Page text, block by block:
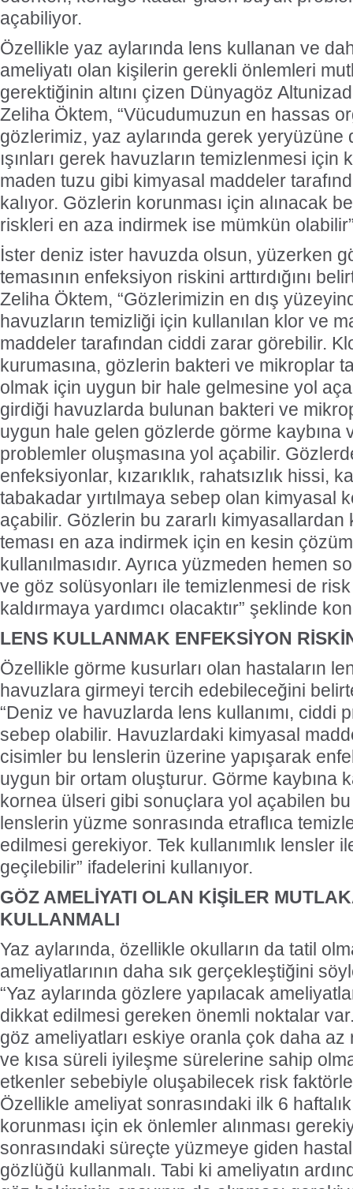
açabiliyor.
Özellikle yaz aylarında lens kullanan ve
ameliyatı olan kişilerin gerekli önlemleri
gerektiğinin altını çizen Dünyagöz
Zeliha Öktem, “Vücudumuzun en hassas
gözlerimiz, yaz aylarında gerek yeryüzüne
ışınları gerek havuzların temizlenmesi için
maden tuzu gibi kimyasal maddeler
kalıyor. Gözlerin korunması için alınacak
riskleri en aza indirmek ise mümkün
İster deniz ister havuzda olsun, yüzerken
temasının enfeksiyon riskini arttırdığını
Zeliha Öktem, “Gözlerimizin en dış
havuzların temizliği için kullanılan klor ve
maddeler tarafından ciddi zarar görebilir.
kurumasına, gözlerin bakteri ve mikroplar
olmak için uygun bir hale gelmesine yol
girdiği havuzlarda bulunan bakteri ve
uygun hale gelen gözlerde görme kaybına
problemler oluşmasına yol açabilir.
enfeksiyonlar, kızarıklık, rahatsızlık hissi,
tabakadar yırtılmaya sebep olan kimyasal
açabilir. Gözlerin bu zararlı kimyasallardan
teması en aza indirmek için en kesin
kullanılmasıdır. Ayrıca yüzmeden hemen
ve göz solüsyonları ile temizlenmesi de
kaldırmaya yardımcı olacaktır” şeklinde
LENS KULLANMAK ENFEKSİYON
Özellikle görme kusurları olan hastaların
havuzlara girmeyi tercih edebileceğini
“Deniz ve havuzlarda lens kullanımı, ciddi
sebep olabilir. Havuzlardaki kimyasal
cisimler bu lenslerin üzerine yapışarak
uygun bir ortam oluşturur. Görme kaybına
kornea ülseri gibi sonuçlara yol açabilen bu
lenslerin yüzme sonrasında etraflıca
edilmesi gerekiyor. Tek kullanımlık lensler
geçilebilir” ifadelerini kullanıyor.
GÖZ AMELİYATI OLAN KİŞİLER
KULLANMALI
Yaz aylarında, özellikle okulların da tatil
ameliyatlarının daha sık gerçekleştiğini
“Yaz aylarında gözlere yapılacak
dikkat edilmesi gereken önemli noktalar
göz ameliyatları eskiye oranla çok daha az
ve kısa süreli iyileşme sürelerine sahip
etkenler sebebiyle oluşabilecek risk
Özellikle ameliyat sonrasındaki ilk 6
korunması için ek önlemler alınması
sonrasındaki süreçte yüzmeye giden
gözlüğü kullanmalı. Tabi ki ameliyatın